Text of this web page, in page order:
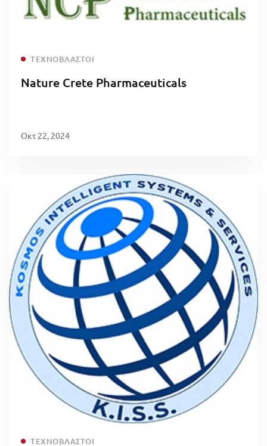
ΤΕΧΝΟΒΛΑΣΤΟΊ
Nature Crete Pharmaceuticals
Οκτ 22, 2024
ΤΕΧΝΟΒΛΑΣΤΟΊ